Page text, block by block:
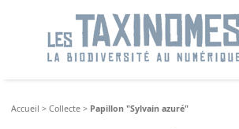
Accueil >Collecte > Papillon "Sylvain azuré"